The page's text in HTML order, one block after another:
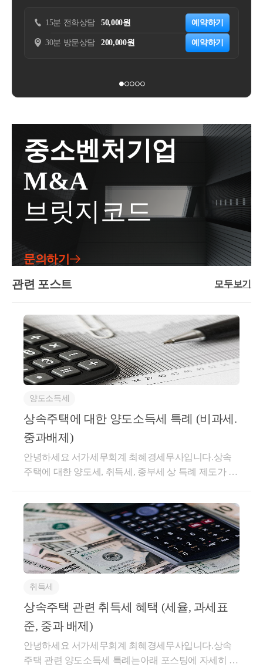
내가 보유한 주택에 대한 비과세 요건을 충족시키고
자 할 때
상속받은 주택 중과 배제 (167조의3 1항
7호 및 2항 2호)
상속받은 주택을 보유한 경우
155조 2항, 즉 선순위 상속주택에 대한
단독상속권자 혹은 공동상속 최대지분권자의 경우
해당하는 <상속 주택> 은
상속받은 날부터 5년이 경과되지 않았다면
주택 수에서 배제 됩니다.
1세대 1주택 비과세가 된다는 것과
중과가 배제된다는 것은 다른데요.
우,
비과세 or 중과세가 될텐데요.
상속 후 5년 이내 양도한다면, 주택 수에서 제외시켜
중과세가 아닌 일반과세로 적용할 수 있다는 내용입
니다.
또한 공동상속주택의 경우에도
상속지분이 가장 큰 상속인의 소유로 하여 주택 수
를 계산하게 됩니다.
여세를 과세합니다.증여세가 정말 많이 줄어들 수 있
습니다.다만, 증여자인 부모가 추후 사망하는 경우상
속세에서 정산 과세되게 됩니다.예를 들어가업승계를
정산 방법은기존 증여재산가액 + 이번 상속재산가액
의10% ~ 50% 세율을 적용하는 것입니다.그래서 20억
원이 아닌 10억원 + 추가 상속재산의 합에 대한상속세
를 납부하게 됩니다.이 제도의 가장 큰 장점이 이 부분
입니다.증여시점에 자녀는 재산이 충분하지 않을 수
있기에증여세에 대한 과세를 상속 시점으로 이연시켜
주면서자연스럽게 자녀의 재산 축적을 도와주는 효과
가 있습니다.그리고 추후 상속이 일어난 경우,상속세
재원 마련 등의 사업적 기반,그리고 재산적 기반을 만
들어주게 되는거죠.물론 재산가액 가치도 증여 시점을
그대로 인용하고요.당연히 가업승계의 요건이 있고,가
업승계를 받은 뒤 자녀는 5년 이내가업을 승계 받고 실
안되는사후관리 요건을 엄격하게 진행해야 합니다.가
업상속공제모든 상속과 증여 이슈는부모님이 살아계
시는 현재 진행하는 것이 가장 좋은데요.가업상속도
마찬가지로상속 시점에 가업상속공제 에 대한 규정이
있지만,위의 증여세 과세특례에 비해사후관리가 매우
엄격한 부분이 있습니다.그럼에도 상속 공제액이 매우
크고 (600억까지)요건을 모두 갖추어 공제를 받을 수
있다면,이후 정산이 되는 등 과세를 뒤로 미루는 것이
아닌실제 바로 공제가 되는 것이기 때문에 세금이 나
오지 않게 됩니다.또한 법인만 가능했던 증여세 과세
특례와 달리개인사업자의 가업승계시에도가업상속공
제가 가능합니다.가업상속공제란,요건을 갖춘 가업,
출자 지분 등을 기준으로상속세에서 제외시켜주는 '공
제'를 해주겠다는 내용입니다.이때 가업은중소기업,
중견기업의 요건을 지켜야 하며또한 가업상속공제가
적용되는 업종이 따로 있습니다.가업의 요건과 피상속
인, 상속인의 요건은 다음과 같습니다.굉장히 파격적
업상속공제를 노려봄직도 하지만,한가지 걸리는 점은
사후관리가 매우 엄격하다는 것입니다.5년 이내1) 해
당 가업용 자산의 40% 이상을 처분한 경우2) 해당 상속
상속인의 지분이 감소된 경우4) 정규직 근로자 수 혹은
총급여액의 평균이 상속 전 기준보다 90% 미달하는 경
득 / 양도 모두 문제가 될 수 있습니다.조정지역 내 물
건을 다주택자가취득하게 된다면,2주택은 8%, 3주택
은 12%의 취득세를 부과하게 됩니다.조정지역 내 물건
이가 날 수 있습니다.또한 조정지역 내 물건을 매수하
신다면,보유요건 뿐만 아니라 거주요건 2년을 필수적
으로 충족해야만1세대 1주택 비과세가 가능해집니다.
토지거래허가토지거래허가구역에서는부동산 계약하
시는 것이상당히 기간도 길어지고 사안이 복잡해지게
됩니다.토허제 지역의 집을 사기 위해서는약정서를 쓴
후 구청에 허가서를 제출하면구청에서 업무협의 및 현
장조사를 통해허가 or 불허가 의 결정을 내립니다.개인
간의 결정인데 구청의 허가가 떨어지지 못하면계약 이
행 등기가 불가능합니다. 즉 못 사는거죠.토허제에서
허가를 받기 위해서는무조건 실거주를 해야 하며 (갭
한마디로 계약이 매우 복잡해지는 것입니다.또한 자금
조달계획서의 이슈가 있습니다.조정지역 및 투기과열
지구 내 주택을 취득하시게 되면자금조달계획서 및 입
주계획 신고 의무는 물론증빙자료에 대한 제출 의무도
있습니다.부동산을 사면서 구청 등에잔액 예금 증명
서, 대출 증명서, 차용증, 증여신고서 등을필수적으로
제출해야 합니다.조정 지역 이외에는 6억원 기준으로
자금조달계획서에 대한 제출의무가 있는데요.조정 지
역에서는 금액과 관계없이모든 매수자는 자금조달계
획서를 필수적으로 제출해야 합니다.자금조달계획서
는 신고가 되지 않은 수익에 대한 리스크를 안고 있고,
어올 수 있기 때문에문제가 되는 자산의 흐름이 있다
면,세무사를 통해 꼭 사전 상담을 진행하시기를 권해
드립니다.기타 사항전매조정지역 내 주택은 수도권 3
년 지방 1년 간의 전매 제한이 있으며오피스텔 또한 1
년의 전매 제한 규정을 적용합니다.청약조정지역에서
청약을 받게 되면,재담청 제한이 7년,투기과열지구는
10년 이 적용됩니다.현재 모든 조정지역이 투기과열지
구 이기 때문에10년의 재담청 제한을 적용받게 됩니
다.재건축 재개발 정비사업조정지역 내 재건축 재개발
의 경우 주택 공급수를 1주택으로 제한합니다.1+1 입
주권 등에 이슈가 생기겠습니다.또한 투기과열지구 내
조합인가일 혹은 관처일 이후에 부터는조합원의 지위
임대를 한 소유주라면 조정지역 주택에 거주하지 않아
도 1세대 1주택 비과세를 받을 수 있게 되는 것입니다.
그뿐 아니라,상생임대주택시 2년 거주한 것으로 보아
+ 거주기간 × 4% 를 적용하는데최대 80% 혜택을 주는
면 표1의 최대 30% 를 받게 되는데상생임대를 하게 되
는 경우 표2를 적용하여10년 보유시 최대 40% 를 적용
받게 되는 것입니다.그럼 그 요건을 살펴볼까요?상생
임대주택 요건상생임대주택의 큰 틀은임대료 5% 증액
제한을 준수하는 것입니다.증액을 하려면 기존 계약 +
두번째 계약이 존재해야 할텐데요.그렇기 때문에 직전
계약, 상생계약으로 나누어져 요건을 살피게 됩니다.
요건 1.(1) 직전임대차계약 + (2) 상생임대차계약,2번에
걸친 계약이 있어야 합니다.요건 2.(1) 직전임대차계약
주택소유자 명의로 체결한 임대차계약입니다.이때 반
드시 주택을 취득한 이후에 임대차계약을 체결해야 합
차계약의 임대기간은 1년 6개월 이상으로, 1개월 미만
의 기간은 1개월로 봅니다.애초에 2년 계약을 하였지
만 만약 임차인의 사정으로 임대를 계속할 수 없어 새
로운 임대차계약을 체결했다면, 이때 임대료가 인상되
지 않았다면 두 임대차 기간을 합산하여 계산 할 수 있
습니다.A 임대 (1년) + B 임대 (1년) -&gt; C 임대 (2년)A
차 계약으로 봅니다.A 임대 (1년 6개월) -&gt; B 임대 (1
년) + C 임대 (1년)B - C 간 임대료가 동일하다면,B + C
합산하여 상생임대차 계약으로 봅니다.(2) 상생임대차
계약상생임대차계약의 임대개시일 (계약체결일) 은 20
에 개정되어 26년으로 연장된 바 있습니다. 정부의 기
조상 일몰될 수 있는 가능성도 높아보이지만, 일반적
으로 특례는 연장이 되는 경우도 많습니다. 이번 7월
개정안을 유심히 지켜보아야 하겠습니다. 만약 일몰되
어 26년 말까지라면, 계약체결일과 임대개시일이 모두
26년 말 전까지 시작되어야 합니다.예) 26년 12월 1일
계약체결 26년 12월 20일 임대개시계약기간 26년 12월
20일 ~ 28년 12월 20일-&gt; 상생 임대 가능(3) 직전 -&g
t; 상생으로 가며 5% 증액제한요건을 준수해야 합니다
(4) 상생임대차계약은 2년 이상 임대하여야 하며,기간
이 만료된 후 상생임대주택을 양도해야 합니다.상생임
50,000원 예약하기
200,000원 예약하기
중소벤처기업
M&A
브릿지코드
문의하기
관련 포스트
모두보기
양도소득세
상속주택에 대한 양도소득세 특례 (비과세.
중과배제)
안녕하세요 서가세무회계 최혜경세무사입니다.상속
주택에 대한 양도세, 취득세, 종부세 상 특례 제도가 있
기 때문인데요.상속주택에 대한 양도세 특례는 일반적
으로상속주택 과 기존 주택을 보유하고 있을 때'기존
주택'에 대한 양도세 비과세 및 중과 배제 혜택을 주게
됩니다.일반적으로 상속주택을 즉시 매도하게 되면취
득가 (상속가액) = 양도가 (매매가액) 이 동일하기 때문
에1차적으로 양도소득세 상 과세금액이 없는 경우가
일반적이며일반 주택 매도 후 상속 주택이 남은 경우
상속주택에 대한 1세대 1주택 비과세가 가능하기 때문
우,일반주택에 대한 양도소득세 특례 제도를 정확히
확인해보아야 하는데요.상속주택을 보유한다면 어떠
한 매도 / 보유 플랜을 짜셔야 하는지그 전에 상속주택
취득세
상속주택 관련 취득세 혜택 (세율, 과세표
준, 중과 배제)
안녕하세요 서가세무회계 최혜경세무사입니다.상속
주택 관련 양도소득세 특례는아래 포스팅에 자세히 기